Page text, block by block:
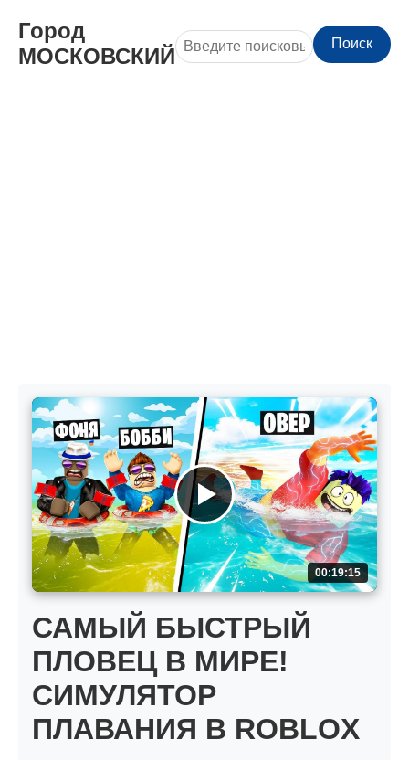
Город
МОСКОВСКИЙ
Поиск
00:19:15
САМЫЙ БЫСТРЫЙ
ПЛОВЕЦ В МИРЕ!
СИМУЛЯТОР
ПЛАВАНИЯ В ROBLOX